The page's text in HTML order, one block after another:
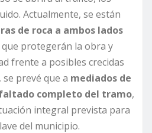
Actualmente, se están
de roca a ambos lados
protegerán la obra y
frente a posibles crecidas
prevé que a mediados de
completo del tramo,
integral prevista para
del municipio.